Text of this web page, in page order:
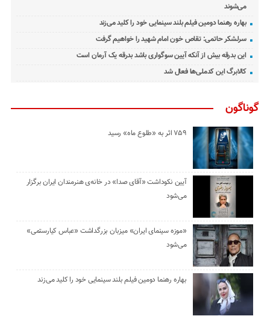
می‌شوند
بهاره رهنما دومین فیلم بلند سینمایی خود را کلید می‌زند
سرلشکر حاتمی: تقاص خون امام شهید را خواهیم گرفت
این بدرقه بیش از آنکه آیین سوگواری باشد بدرقه یک آرمان است
کالابرگ این کدملی‌ها فعال شد
گوناگون
۷۵۹ اثر به «طلوع ماه» رسید
آیین نکوداشت «آقای صدا» در خانه‌ی هنرمندان ایران برگزار
می‌شود
«موزه سینمای ایران» میزبان بزرگداشت «عباس کیارستمی»
می‌شود
بهاره رهنما دومین فیلم بلند سینمایی خود را کلید می‌زند